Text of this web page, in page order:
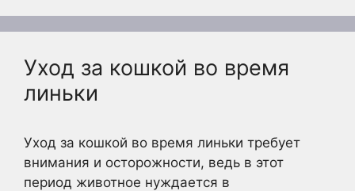
Уход за кошкой во время
линьки
Уход за кошкой во время линьки требует
внимания и осторожности, ведь в этот
период животное нуждается в